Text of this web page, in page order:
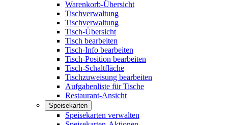
Warenkorb-Übersicht
Tischverwaltung
Tischverwaltung
Tisch-Übersicht
Tisch bearbeiten
Tisch-Info bearbeiten
Tisch-Position bearbeiten
Tisch-Schaltfläche
Tischzuweisung bearbeiten
Aufgabenliste für Tische
Restaurant-Ansicht
Speisekarten
Speisekarten verwalten